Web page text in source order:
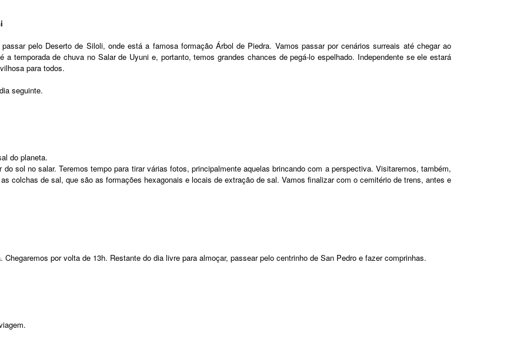
pelo Deserto de Siloli, onde está a famosa formação Árbol de Piedra. Vamos passar por cenários surreais até chegar ao
temporada de chuva no Salar de Uyuni e, portanto, temos grandes chances de pegá-lo espelhado. Independente se ele estará
para todos.
seguinte.
do planeta.
sol no salar. Teremos tempo para tirar várias fotos, principalmente aquelas brincando com a perspectiva. Visitaremos, também,
colchas de sal, que são as formações hexagonais e locais de extração de sal. Vamos finalizar com o cemitério de trens, antes e
por volta de 13h. Restante do dia livre para almoçar, passear pelo centrinho de San Pedro e fazer comprinhas.